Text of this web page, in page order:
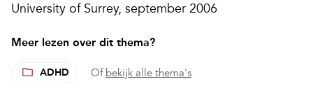
University of Surrey, september 2006
Meer lezen over dit thema?
ADHD Of bekijk alle thema's